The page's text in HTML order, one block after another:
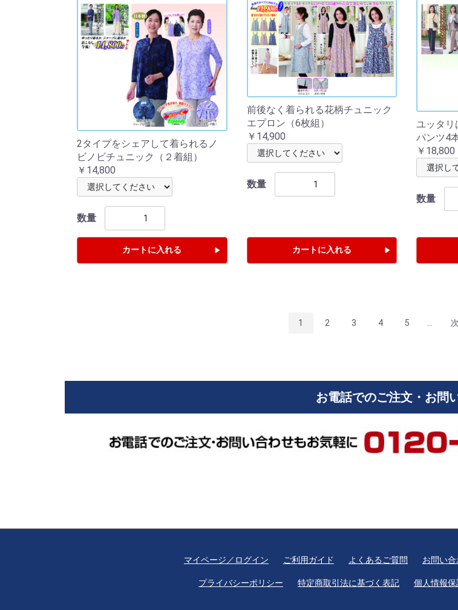
2タイプをシェアして着られるノ
ビノビチュニック（２着組）
￥14,800
数量
カートに入れる
前後なく着られる花柄チュニック
エプロン（6枚組）
￥14,900
数量
カートに入れる
ユッタリ
パンツ4
￥18,800
数量
1 2 3 4 5
お電話でのご注文・お問
マイページ／ログイン ご利用ガイド よくあるご質問 お問い
プライバシーポリシー 特定商取引法に基づく表記 個人情報